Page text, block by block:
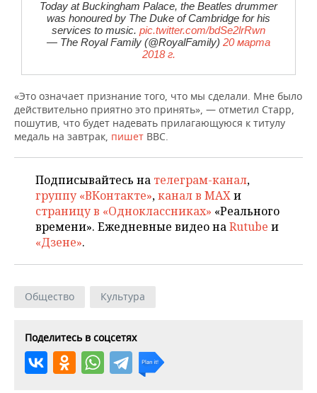
НЕФТЬ
РОЗНИЧНАЯ ТОРГОВЛЯ
ТРАНСПОРТ
УСЛУГИ
НОВОСТИ ТЕХНОЛОГИЙ
МЕДИА
ТЕЛЕКОММУНИКАЦИИ
МЕРОПРИЯТИЯ
НОВОСТИ МЕРОПРИЯТИЙ
ВЫЕЗДНАЯ РЕДАКЦИЯ
БИЗНЕС-БРАНЧИ
ONLINE-КОНФЕРЕНЦИИ
СПОРТ
НОВОСТИ СПОРТА
ФУТБОЛ
ХОККЕЙ
ВОЛЕЙБОЛ
КИБЕРСПОРТ
ФИГУРНОЕ КАТАНИЕ
ВОДНЫЕ ВИДЫ СПОРТА
ХОККЕЙ С МЯЧОМ
ОБЩЕСТВО
НОВОСТИ ОБЩЕСТВА
ВЛАСТЬ
ИСТОРИЯ
КУЛЬТУРА
МЕДИЦИНА
ОБРАЗОВАНИЕ
ПРОИСШЕСТВИЯ
ФОТОГАЛЕРЕЯ
СЮЖЕТЫ
СПИСОК ПЕРСОН
СПИСОК КОМПАНИЙ
ПОЛНАЯ ВЕРСИЯ
Today at Buckingham Palace, the Beatles drummer
was honoured by The Duke of Cambridge for his
services to music. pic.twitter.com/bdSe2lrRwn
— The Royal Family (@RoyalFamily) 20 марта
2018 г.
«Это означает признание того, что мы сделали. Мне было
действительно приятно это принять», — отметил Старр,
пошутив, что будет надевать прилагающуюся к титулу
медаль на завтрак, пишет BBC.
Подписывайтесь на телеграм-канал,
группу «ВКонтакте»,канал в MAXи
страницу в «Одноклассниках» «Реального
времени». Ежедневные видео наRutube и
«Дзене».
Общество Культура
Поделитесь в соцсетях